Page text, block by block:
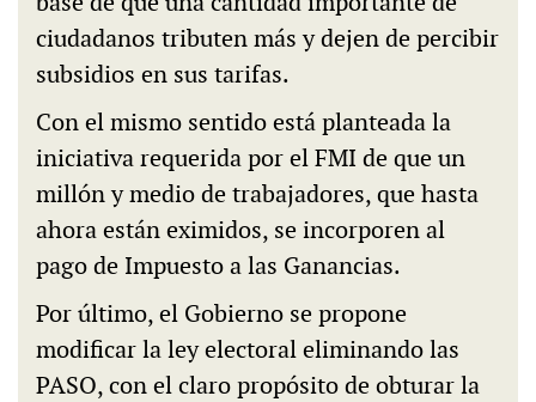
ciudadanos tributen más y dejen de percibir
subsidios en sus tarifas.
Con el mismo sentido está planteada la
iniciativa requerida por el FMI de que un
millón y medio de trabajadores, que hasta
ahora están eximidos, se incorporen al
pago de Impuesto a las Ganancias.
Por último, el Gobierno se propone
modificar la ley electoral eliminando las
PASO, con el claro propósito de obturar la